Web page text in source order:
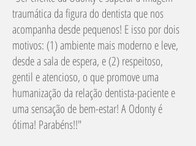
traumática da figura do dentista que nos
acompanha desde pequenos! E isso por dois
motivos: (1) ambiente mais moderno e leve,
desde a sala de espera, e (2) respeitoso,
gentil e atencioso, o que promove uma
humanização da relação dentista-paciente e
uma sensação de bem-estar! A Odonty é
ótima! Parabéns!!"